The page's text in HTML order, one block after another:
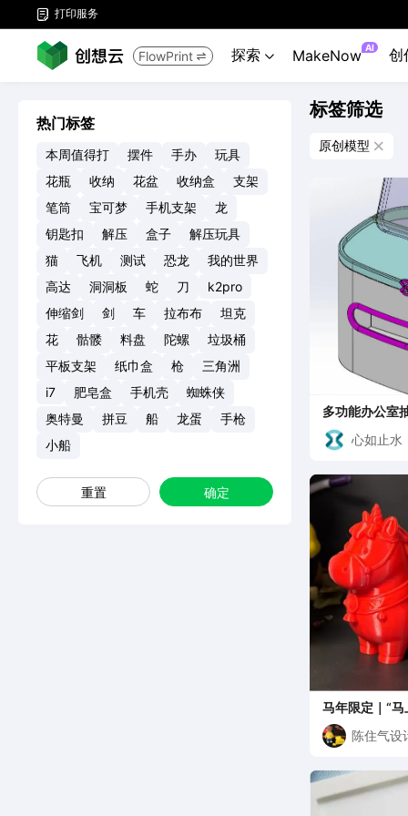
 打印服务
FlowPrint  探索  MakeNow AI 创
热门标签
本周值得打 摆件 手办
玩具
花瓶
收纳 花盆 收纳盒
支架
笔筒
宝可梦 手机支架
龙
钥匙扣
解压 盒子
解压玩具
猫
飞机 测试 恐龙
我的世界
高达
洞洞板 蛇 刀
k2pro
伸缩剑
剑 车 拉布布
坦克
花
骷髅 料盘 陀螺
垃圾桶
平板支架
纸巾盒 枪
三角洲
i7
肥皂盒 手机壳
蜘蛛侠
奥特曼
拼豆 船 龙蛋
手枪
小船
重置 确定
标签筛选
原创模型 
多功能办公室
心如止水
马年限定｜“
印摆件✨
陈住气设